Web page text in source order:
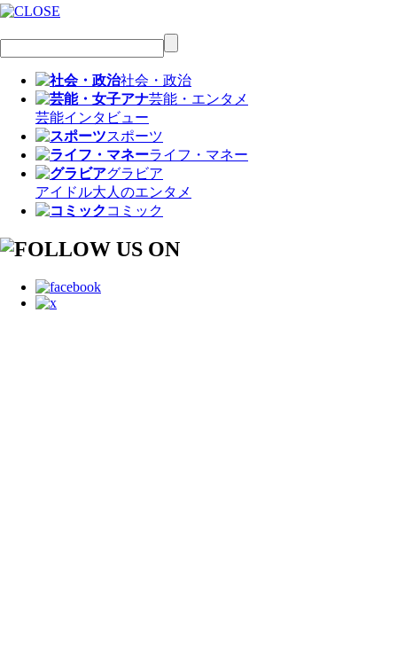
社会・政治
芸能・エンタメ
芸能インタビュー
スポーツ
ライフ・マネー
グラビア
アイドル大人のエンタメ
コミック